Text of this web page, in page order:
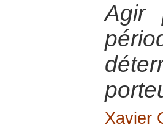
Agir
Xavier